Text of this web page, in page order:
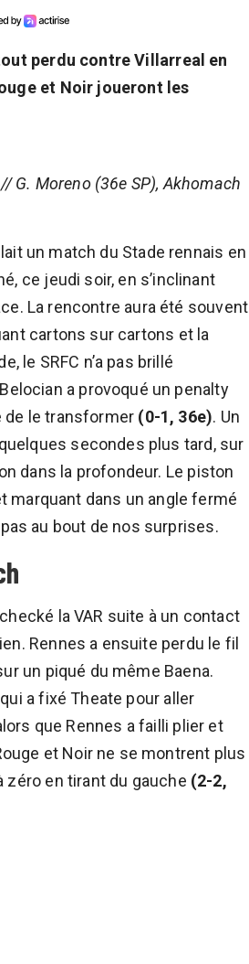
perdu contre Villarreal en
et Noir joueront les
G. Moreno (36e SP), Akhomach
un match du Stade rennais en
ce jeudi soir, en s’inclinant
La rencontre aura été souvent
cartons sur cartons et la
le SRFC n’a pas brillé
a provoqué un penalty
de le transformer (0-1, 36e). Un
secondes plus tard, sur
dans la profondeur. Le piston
marquant dans un angle fermé
au bout de nos surprises.
la VAR suite à un contact
Rennes a ensuite perdu le fil
un piqué du même Baena.
a fixé Theate pour aller
que Rennes a failli plier et
et Noir ne se montrent plus
en tirant du gauche (2-2,